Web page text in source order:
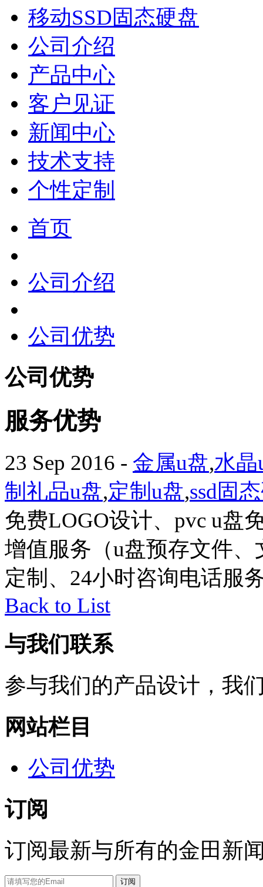
移动SSD固态硬盘
公司介绍
产品中心
客户见证
新闻中心
技术支持
个性定制
首页
公司介绍
公司优势
公司优势
服务优势
23 Sep 2016 - 金属u盘,水晶
制礼品u盘,定制u盘,ssd固
免费LOGO设计、pvc u盘
增值服务（u盘预存文件
定制、24小时咨询电话服
Back to List
与我们联系
参与我们的产品设计，我
网站栏目
公司优势
订阅
订阅最新与所有的金田新